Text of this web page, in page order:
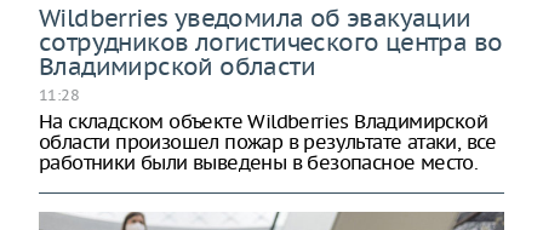
Wildberries уведомила об эвакуации
сотрудников логистического центра во
Владимирской области
11:28
На складском объекте Wildberries Владимирской
области произошел пожар в результате атаки, все
работники были выведены в безопасное место.